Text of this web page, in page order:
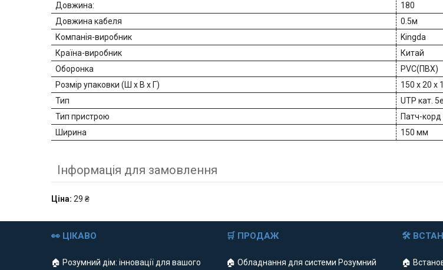
Довжина:
180
Довжина кабеля
0.5м
Компанія-виробник
Kingda
Країна-виробник
Китай
Оборонка
PVC(ПВХ)
Розмір упаковки (Ш х В х Г)
150 x 20 x
Тип
UTP кат. 5e
Тип пристрою
Патч-корд
Ширина
150 мм
Інформація для замовлення
Ціна: 29 ₴
👀 ЦІКАВО
🏠 Розумний дім: інновації для вашого
🛒 ПРОДАЖ
🏠 Обладнання для системи Розумний
🛠
🏠